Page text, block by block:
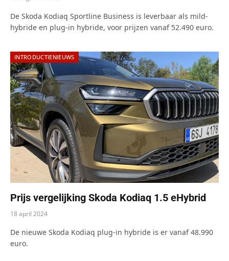
De Skoda Kodiaq Sportline Business is leverbaar als mild-
hybride en plug-in hybride, voor prijzen vanaf 52.490 euro.
INTRODUCTIENIEUWS
Prijs vergelijking Skoda Kodiaq 1.5 eHybrid
18 april 2024
De nieuwe Skoda Kodiaq plug-in hybride is er vanaf 48.990
euro.